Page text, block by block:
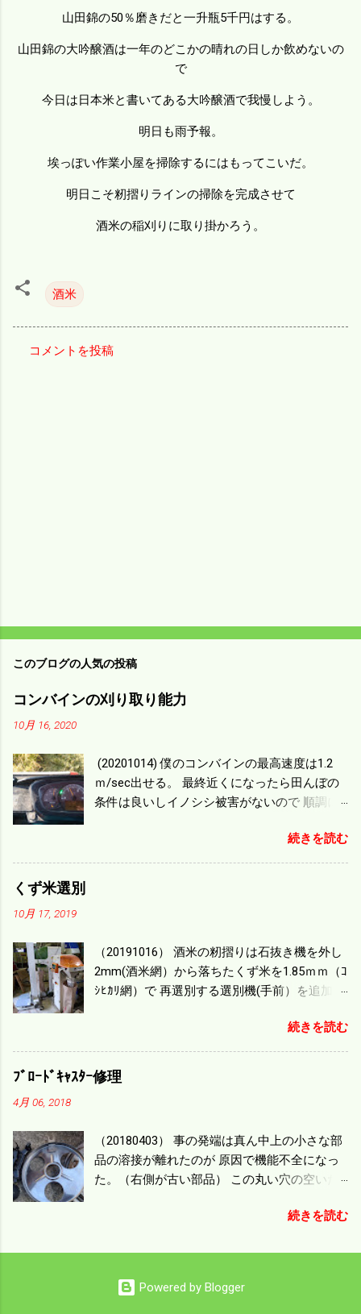
山田錦の50％磨きだと一升瓶5千円はする。
山田錦の大吟醸酒は一年のどこかの晴れの日しか飲めないの
で
今日は日本米と書いてある大吟醸酒で我慢しよう。
明日も雨予報。
埃っぽい作業小屋を掃除するにはもってこいだ。
明日こそ籾摺りラインの掃除を完成させて
酒米の稲刈りに取り掛かろう。
酒米
コメントを投稿
このブログの人気の投稿
コンバインの刈り取り能力
10月 16, 2020
(20201014) 僕のコンバインの最高速度は1.2
ｍ/sec出せる。 最終近くになったら田んぼの
条件は良いしイノシシ被害がないので 順調に
ｍ/min、4.32ｋｍ/hrになり 幅は約2ｍだから
0.864/haの作業能力がある。 実際は回転した
機の容量、籾摺りの能力などのバランスの問
題で 今の機種で満足している。 というより買
った時はまだ耕作面積が少なく手が出せ 無か
のがある。キャビン付きだから一度は乗って
みたいと思う。 町内では5条刈りの100㎰で作
業する人がいる。 秋作業は儲かるというのが
続きを読む
くず米選別
10月 17, 2019
（20191016） 酒米の籾摺りは石抜き機を外し
2mm(酒米網）から落ちたくず米を1.85ｍｍ（ｺ
ｼﾋｶﾘ網）で 再選別する選別機(手前）を追加す
ず米より2倍近い値段になる。 後で選別するの
には手間がかかるので 一度に選別するやり方
を随分前からこの方式にした。 今年は酒米30
㎏を40袋したところで未熟が3袋出る。 1.85ｍ
めるほど忙しい。 広島県の作況指数は98だと
いう。 実感としては90が正しいと思うが こん
な年はくず米が多い。 食協という米を扱う会
と8月の酷暑、あげくウンカの被害と トリプル
つ。 僕の最終作況指数はどんなことになるの
か興味深い。
続きを読む
ﾌﾞﾛｰﾄﾞｷｬｽﾀｰ修理
4月 06, 2018
（20180403） 事の発端は真ん中上の小さな部
品の溶接が離れたのが 原因で機能不全になっ
た。（右側が古い部品） この丸い穴の空いた
下を調整するシャッターになっている。 シャ
は全く使えなくなった。 部品のステンレスの
くれたようだ。 左の黒い部品は鋳物で恐ろし
続きを読む
Powered by Blogger